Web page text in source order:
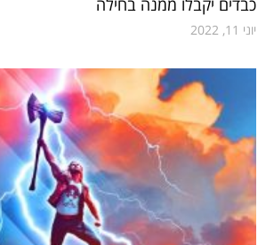
כבדים יקבלו ממנה בחילה
יוני 11, 2022